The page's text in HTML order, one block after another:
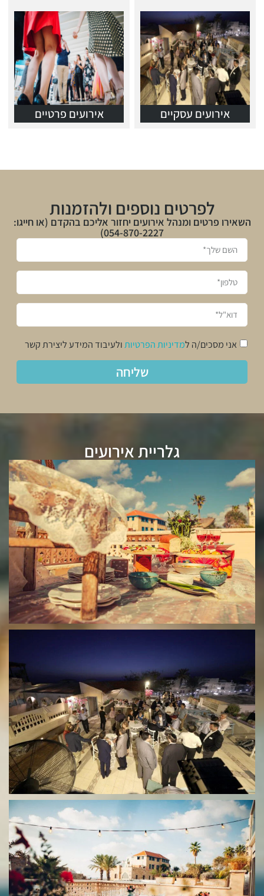
אירועים עסקיים אירועים פרטיים
לפרטים נוספים ולהזמנות
השאירו פרטים ומנהל אירועים יחזור אליכם בהקדם (או חייגו:
054-870-2227)
אני מסכים/ה למדיניות הפרטיותולעיבוד המידע ליצירת קשר
שליחה
גלריית אירועים